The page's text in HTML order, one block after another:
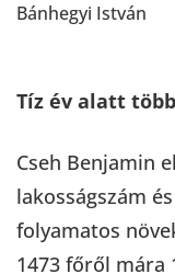
Bánhegyi István
Tíz év alatt
Cseh Benjamin
lakosságszám
folyamatos
1473 főről mára